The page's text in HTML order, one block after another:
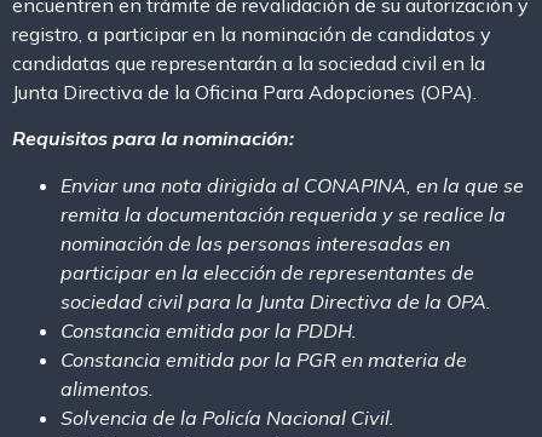
encuentren en trámite de revalidación de su autorización y
registro, a participar en la nominación de candidatos y
candidatas que representarán a la sociedad civil en la
Junta Directiva de la Oficina Para Adopciones (OPA).
Requisitos para la nominación:
Enviar una nota dirigida al CONAPINA, en la que se
remita la documentación requerida y se realice la
nominación de las personas interesadas en
participar en la elección de representantes de
sociedad civil para la Junta Directiva de la OPA.
Constancia emitida por la PDDH.
Constancia emitida por la PGR en materia de
alimentos.
Solvencia de la Policía Nacional Civil.